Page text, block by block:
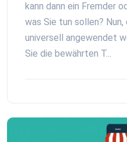
kann dann ein Fremder
was Sie tun sollen?
universell angewendet
Sie die bewährten T...